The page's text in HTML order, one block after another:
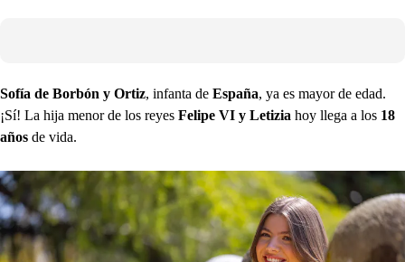
Sofía de Borbón y Ortiz, infanta de España, ya es mayor de edad.
¡Sí! La hija menor de los reyes Felipe VI y Letizia hoy llega a los 18
años de vida.